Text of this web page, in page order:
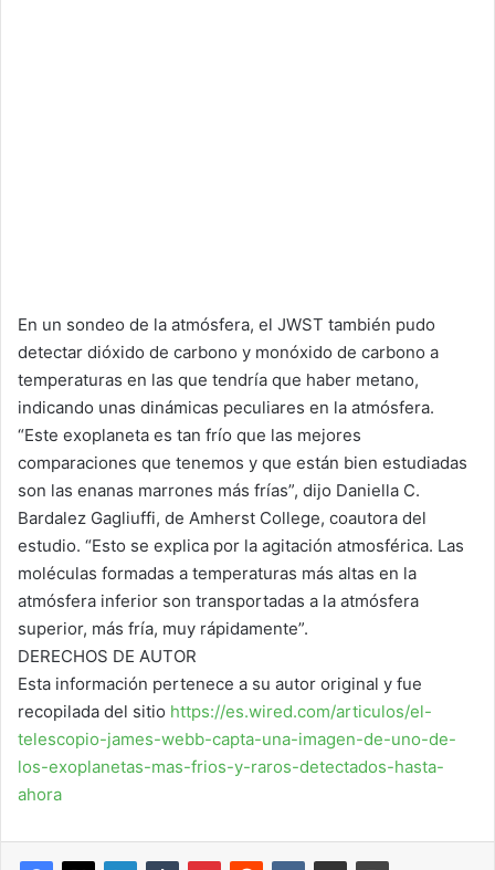
En un sondeo de la atmósfera, el JWST también pudo
detectar dióxido de carbono y monóxido de carbono a
temperaturas en las que tendría que haber metano,
indicando unas dinámicas peculiares en la atmósfera.
“Este exoplaneta es tan frío que las mejores
comparaciones que tenemos y que están bien estudiadas
son las enanas marrones más frías”, dijo Daniella C.
Bardalez Gagliuffi, de Amherst College, coautora del
estudio. “Esto se explica por la agitación atmosférica. Las
moléculas formadas a temperaturas más altas en la
atmósfera inferior son transportadas a la atmósfera
superior, más fría, muy rápidamente”.
DERECHOS DE AUTOR
Esta información pertenece a su autor original y fue
recopilada del sitio https://es.wired.com/articulos/el-
telescopio-james-webb-capta-una-imagen-de-uno-de-
los-exoplanetas-mas-frios-y-raros-detectados-hasta-
ahora